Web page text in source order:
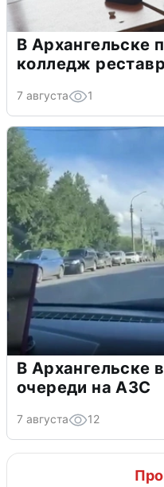
В Архангельске
колледж
7 августа 1
В Архангельске
очереди на АЗС
7 августа 12